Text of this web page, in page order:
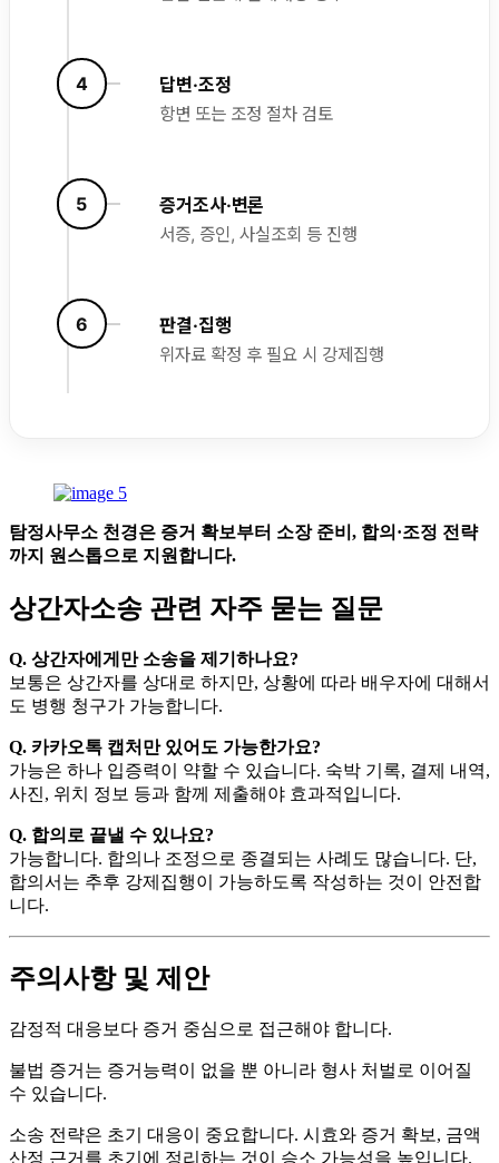
4 답변·조정
항변 또는 조정 절차 검토
5 증거조사·변론
서증, 증인, 사실조회 등 진행
6 판결·집행
위자료 확정 후 필요 시 강제집행
탐정사무소 천경은 증거 확보부터 소장 준비, 합의·조정 전략
까지 원스톱으로 지원합니다.
상간자소송 관련 자주 묻는 질문
Q. 상간자에게만 소송을 제기하나요?
보통은 상간자를 상대로 하지만, 상황에 따라 배우자에 대해서
도 병행 청구가 가능합니다.
Q. 카카오톡 캡처만 있어도 가능한가요?
가능은 하나 입증력이 약할 수 있습니다. 숙박 기록, 결제 내역,
사진, 위치 정보 등과 함께 제출해야 효과적입니다.
Q. 합의로 끝낼 수 있나요?
가능합니다. 합의나 조정으로 종결되는 사례도 많습니다. 단,
합의서는 추후 강제집행이 가능하도록 작성하는 것이 안전합
니다.
주의사항 및 제안
감정적 대응보다 증거 중심으로 접근해야 합니다.
불법 증거는 증거능력이 없을 뿐 아니라 형사 처벌로 이어질
수 있습니다.
소송 전략은 초기 대응이 중요합니다. 시효와 증거 확보, 금액
산정 근거를 초기에 정리하는 것이 승소 가능성을 높입니다.